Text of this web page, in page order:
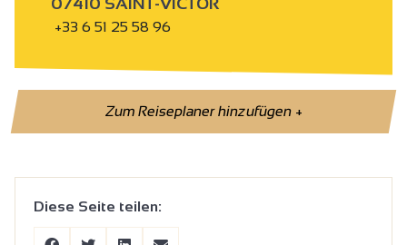
+33 6 51 25 58 96
Zum Reiseplaner hinzufügen+
Diese Seite teilen: